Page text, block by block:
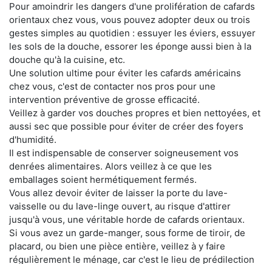
Pour amoindrir les dangers d'une prolifération de cafards
orientaux chez vous, vous pouvez adopter deux ou trois
gestes simples au quotidien : essuyer les éviers, essuyer
les sols de la douche, essorer les éponge aussi bien à la
douche qu'à la cuisine, etc.
Une solution ultime pour éviter les cafards américains
chez vous, c'est de contacter nos pros pour une
intervention préventive de grosse efficacité.
Veillez à garder vos douches propres et bien nettoyées, et
aussi sec que possible pour éviter de créer des foyers
d'humidité.
Il est indispensable de conserver soigneusement vos
denrées alimentaires. Alors veillez à ce que les
emballages soient hermétiquement fermés.
Vous allez devoir éviter de laisser la porte du lave-
vaisselle ou du lave-linge ouvert, au risque d'attirer
jusqu'à vous, une véritable horde de cafards orientaux.
Si vous avez un garde-manger, sous forme de tiroir, de
placard, ou bien une pièce entière, veillez à y faire
régulièrement le ménage, car c'est le lieu de prédilection